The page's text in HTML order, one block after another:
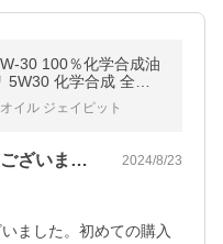
30 100％化学合成油
化学合成 全合
安い
イル ジェイピット
商品届きました。ありがとうございました… 2024/8/23
ました。初めての購入